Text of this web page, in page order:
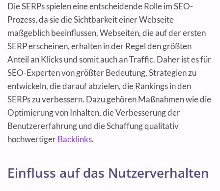
Die SERPs spielen eine entscheidende Rolle im SEO-
Prozess, da sie die Sichtbarkeit einer Webseite
maßgeblich beeinflussen. Webseiten, die auf der ersten
SERP erscheinen, erhalten in der Regel den größten
Anteil an Klicks und somit auch an Traffic. Daher ist es für
SEO-Experten von größter Bedeutung, Strategien zu
entwickeln, die darauf abzielen, die Rankings in den
SERPs zu verbessern. Dazu gehören Maßnahmen wie die
Optimierung von Inhalten, die Verbesserung der
Benutzererfahrung und die Schaffung qualitativ
hochwertigerBacklinks.
Einfluss auf das Nutzerverhalten